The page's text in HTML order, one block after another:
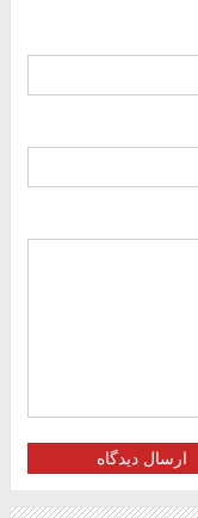
ارسال دیدگاه